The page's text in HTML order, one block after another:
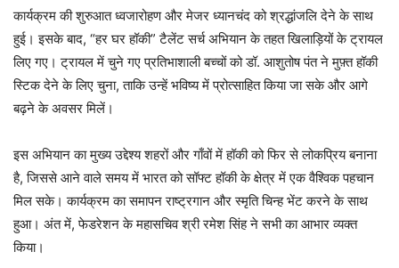
कार्यक्रम की शुरुआत ध्वजारोहण और मेजर ध्यानचंद को श्रद्धांजलि देने के साथ
हुई। इसके बाद, “हर घर हॉकी” टैलेंट सर्च अभियान के तहत खिलाड़ियों के ट्रायल
लिए गए। ट्रायल में चुने गए प्रतिभाशाली बच्चों को डॉ. आशुतोष पंत ने मुफ़्त हॉकी
स्टिक देने के लिए चुना, ताकि उन्हें भविष्य में प्रोत्साहित किया जा सके और आगे
बढ़ने के अवसर मिलें।
इस अभियान का मुख्य उद्देश्य शहरों और गाँवों में हॉकी को फिर से लोकप्रिय बनाना
है, जिससे आने वाले समय में भारत को सॉफ्ट हॉकी के क्षेत्र में एक वैश्विक पहचान
मिल सके। कार्यक्रम का समापन राष्ट्रगान और स्मृति चिन्ह भेंट करने के साथ
हुआ। अंत में, फेडरेशन के महासचिव श्री रमेश सिंह ने सभी का आभार व्यक्त
किया।